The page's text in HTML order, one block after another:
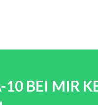
10 BEI MIR